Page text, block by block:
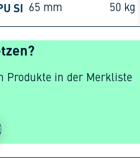
SI 65 mm 50 kg
Produkte in der Merkliste